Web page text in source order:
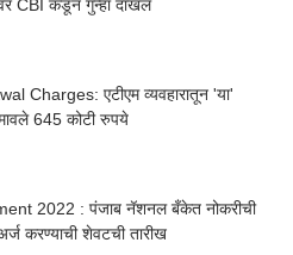
CBI कडून गुन्हा दाखल
Charges: एटीएम व्यवहारातून 'या'
645 कोटी रुपये
2022 : पंजाब नॅशनल बँकेत नोकरीची
करण्याची शेवटची तारीख